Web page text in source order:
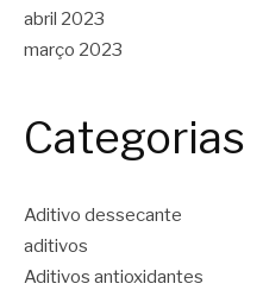
abril 2023
março 2023
Categorias
Aditivo dessecante
aditivos
Aditivos antioxidantes